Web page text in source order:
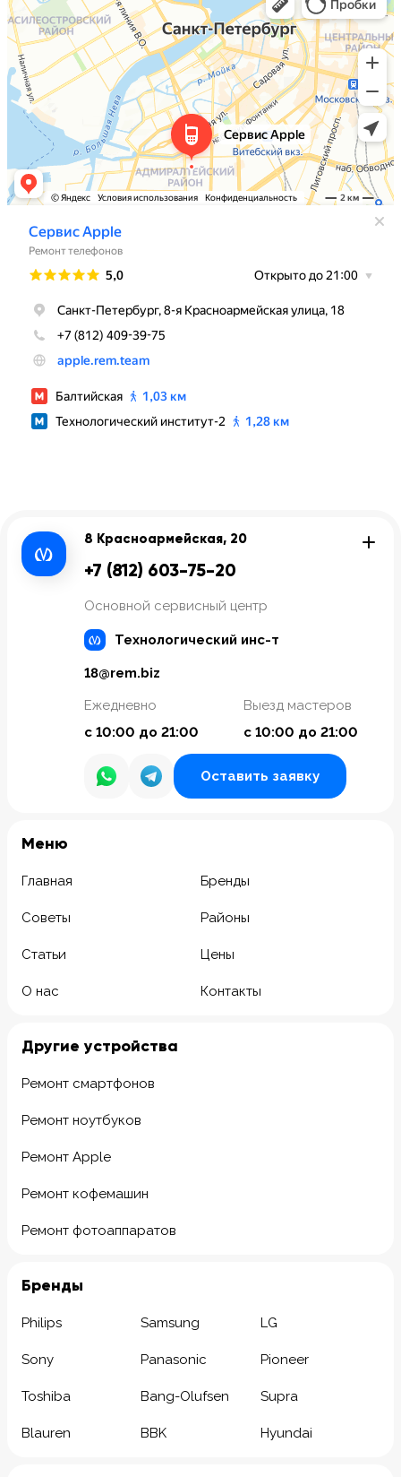
8 Красноармейская, 20
+7 (812) 603-75-20
Основной сервисный центр
Технологический инс-т
18@rem.biz
Ежедневно
с 10:00 до 21:00
Выезд мастеров
с 10:00 до 21:00
Оставить заявку
Meню
Главная Бренды
Советы Районы
Статьи Цены
О нас Контакты
Другие устройства
Ремонт смартфонов
Ремонт ноутбуков
Ремонт Apple
Ремонт кофемашин
Ремонт фотоаппаратов
Бренды
Philips Samsung LG
Sony Panasonic Pioneer
Toshiba Bang-Olufsen Supra
Blauren BBK Hyundai